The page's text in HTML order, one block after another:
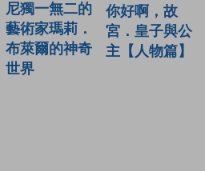
尼獨一無二的
藝術家瑪莉．
布萊爾的神奇
世界
你好啊，故
宮．皇子與公
主【人物篇】